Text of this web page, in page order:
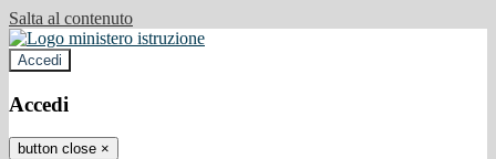
Salta al contenuto
Accedi
Accedi
button close ×